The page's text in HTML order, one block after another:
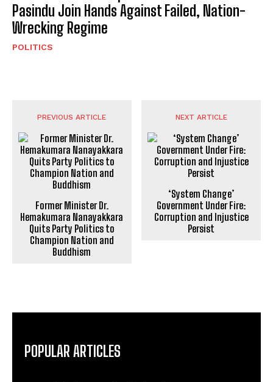
Pasindu Join Hands Against Failed, Nation-
Wrecking Regime
POLITICS
PREVIOUS ARTICLE
Former Minister Dr.
Hemakumara Nanayakkara
Quits Party Politics to
Champion Nation and
Buddhism
NEXT ARTICLE
‘System Change’
Government Under Fire:
Corruption and Injustice
Persist
POPULAR ARTICLES